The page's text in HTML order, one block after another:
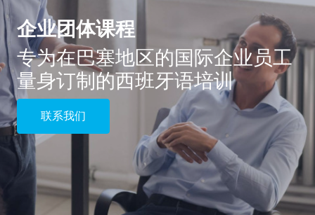
企业团体课程
专为在巴塞地区的国际企业员工
量身订制的西班牙语培训
联系我们